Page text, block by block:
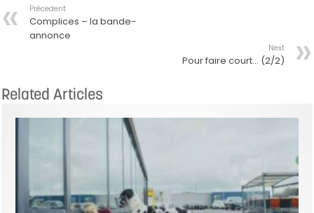
Précedent
Complices – la bande-
annonce
Next
Pour faire court… (2/2)
Related Articles